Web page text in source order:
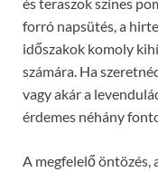
forró napsütés, a
időszakok komoly
számára. Ha
vagy akár a
érdemes néhány
A megfelelő öntözés,